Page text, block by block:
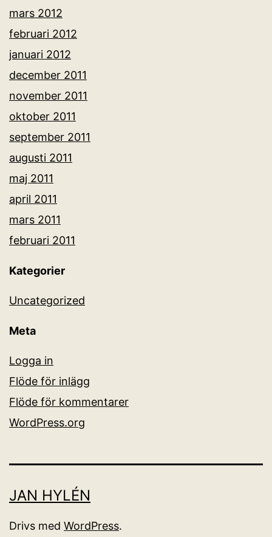
mars 2012
februari 2012
januari 2012
december 2011
november 2011
oktober 2011
september 2011
augusti 2011
maj 2011
april 2011
mars 2011
februari 2011
Kategorier
Uncategorized
Meta
Logga in
Flöde för inlägg
Flöde för kommentarer
WordPress.org
JAN HYLÉN
Drivs med WordPress.